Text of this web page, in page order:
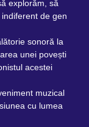
explorăm, să
de gen
sonoră la
unei povești
acestei
muzical
cu lumea